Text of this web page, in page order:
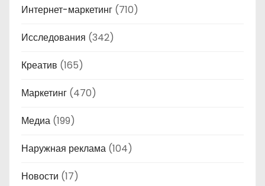
Интернет-маркетинг (710)
Исследования (342)
Креатив (165)
Маркетинг (470)
Медиа (199)
Наружная реклама (104)
Новости (17)